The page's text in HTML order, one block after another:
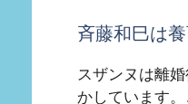
斉藤和巳は
スザンヌは離
かしています